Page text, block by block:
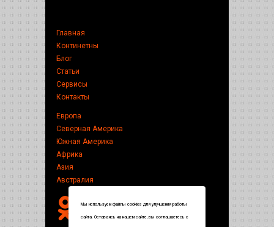
Главная
Континетны
Блог
Статьи
Сервисы
Контакты
Европа
Северная Америка
Южная Америка
Африка
Азия
Австралия
Мы используем файлы cookies для улучшения работы
сайта. Оставаясь на нашем сайте, вы соглашаетесь с